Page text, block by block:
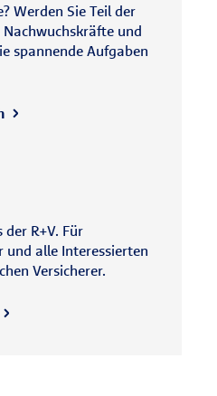
Werden Sie Teil der
Nachwuchskräfte und
spannende Aufgaben
R+V. Für
und alle Interessierten
Versicherer.